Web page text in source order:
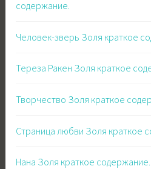
содержание.
Человек-зверь Золя краткое
Тереза Ракен Золя краткое
Творчество Золя краткое
Страница любви Золя краткое
Нана Золя краткое содержание.